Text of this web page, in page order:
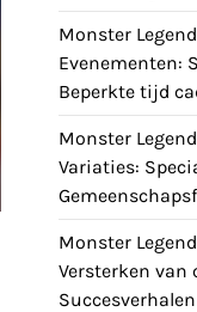
Monster
Evenementen:
Beperkte tijd
Monster
Variaties:
Monster
Versterken van
Succesverhalen